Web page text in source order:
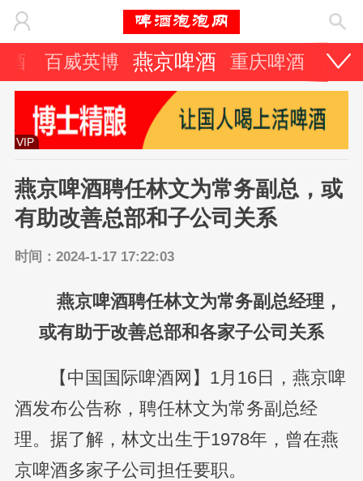
酒 百威英博 燕京啤酒 重庆啤酒 珠
VIP
燕京啤酒聘任林文为常务副总，或
有助改善总部和子公司关系
时间：2024-1-17 17:22:03
燕京啤酒聘任林文为常务副总经理，
或有助于改善总部和各家子公司关系
【中国国际啤酒网】1月16日，燕京啤
酒发布公告称，聘任林文为常务副总经
理。据了解，林文出生于1978年，曾在燕
京啤酒多家子公司担任要职。